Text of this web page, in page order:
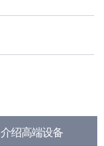
介绍高端设备